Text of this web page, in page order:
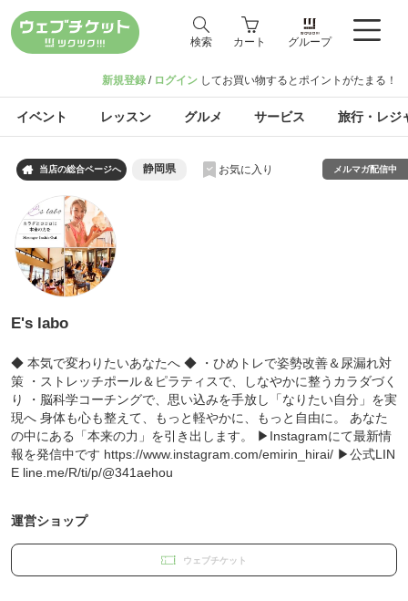
検索 カート グループ
新規登録 / ログイン してお買い物するとポイントがたまる！
イベント レッスン グルメ サービス 旅行・レジ
 当店の総合ページへ 静岡県 お気に入り メルマガ配信中
E's labo
◆ 本気で変わりたいあなたへ ◆ ・ひめトレで姿勢改善＆尿漏れ対
策 ・ストレッチポール＆ピラティスで、しなやかに整うカラダづく
り ・脳科学コーチングで、思い込みを手放し「なりたい自分」を実
現へ 身体も心も整えて、もっと軽やかに、もっと自由に。 あなた
の中にある「本来の力」を引き出します。 ▶︎Instagramにて最新情
報を発信中です https://www.instagram.com/emirin_hirai/ ▶︎公式LIN
E line.me/R/ti/p/@341aehou
運営ショップ
ウェブチケット